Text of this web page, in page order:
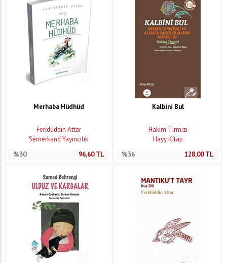
Merhaba Hüdhüd
Feridüddin Attar
Semerkand Yayıncılık
%30
96,60TL
Kalbini Bul
Hakim Tirmizi
Hayy Kitap
%36
128,00TL